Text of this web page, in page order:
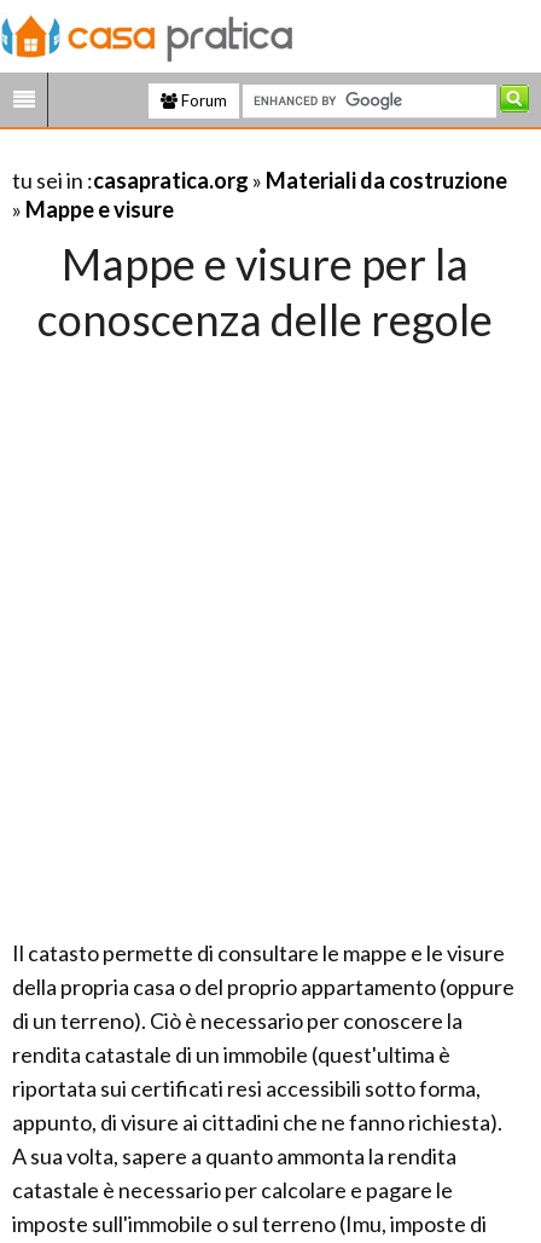
Forum
tu sei in :casapratica.org » Materiali da costruzione
» Mappe e visure
Mappe e visure per la
conoscenza delle regole
Il catasto permette di consultare le mappe e le visure
della propria casa o del proprio appartamento (oppure
di un terreno). Ciò è necessario per conoscere la
rendita catastale di un immobile (quest'ultima è
riportata sui certificati resi accessibili sotto forma,
appunto, di visure ai cittadini che ne fanno richiesta).
A sua volta, sapere a quanto ammonta la rendita
catastale è necessario per calcolare e pagare le
imposte sull'immobile o sul terreno (Imu, imposte di